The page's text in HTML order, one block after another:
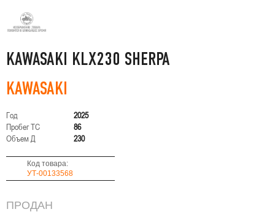
KAWASAKI KLX230 SHERPA
KAWASAKI
Год
2025
Пробег ТС
86
Объем Д
230
Код товара:
УТ-00133568
ПРОДАН